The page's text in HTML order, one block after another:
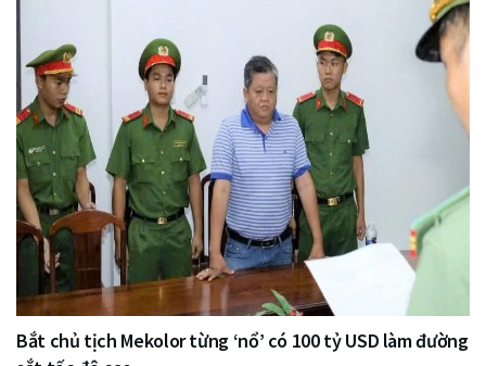
Bắt chủ tịch Mekolor từng ‘nổ’ có 100 tỷ USD làm đường